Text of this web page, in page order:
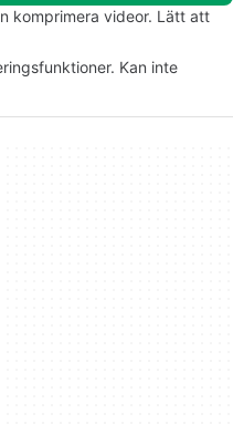
komprimera videor. Lätt att
Kan inte